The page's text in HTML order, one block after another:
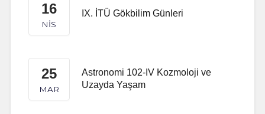
16
NIS
IX. İTÜ Gökbilim Günleri
25
MAR
Astronomi 102-IV Kozmoloji ve
Uzayda Yaşam